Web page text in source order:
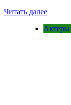
Читать далее
Актеры